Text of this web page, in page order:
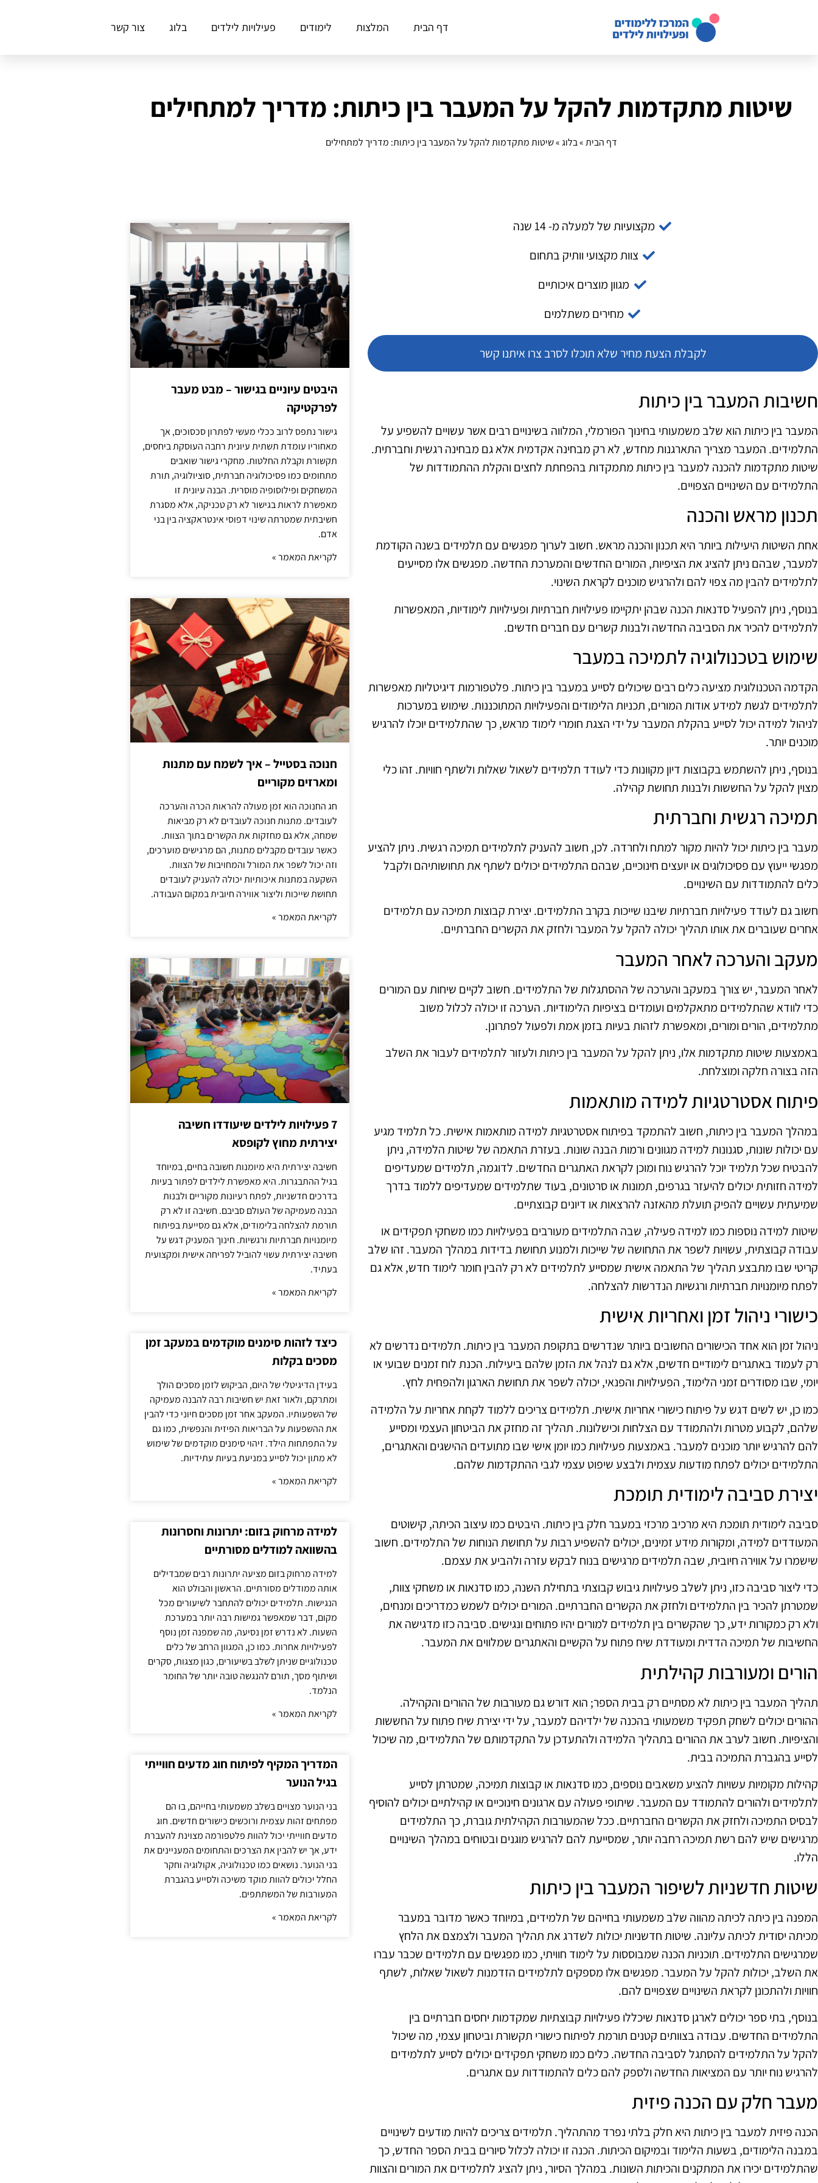
דף הבית המלצות לימודים פעילויות לילדים בלוג צור קשר
שיטות מתקדמות להקל על המעבר בין כיתות: מדריך למתחילים
דף הבית»בלוג»שיטות מתקדמות להקל על המעבר בין כיתות: מדריך למתחילים
מקצועיות של למעלה מ- 14 שנה
צוות מקצועי וותיק בתחום
מגוון מוצרים איכותיים
מחירים משתלמים
לקבלת הצעת מחיר שלא תוכלו לסרב צרו איתנו קשר
חשיבות המעבר בין כיתות
המעבר בין כיתות הוא שלב משמעותי בחינוך הפורמלי, המלווה בשינויים רבים אשר עשויים להשפיע על
התלמידים. המעבר מצריך התארגנות מחדש, לא רק מבחינה אקדמית אלא גם מבחינה רגשית וחברתית.
שיטות מתקדמות להכנה למעבר בין כיתות מתמקדות בהפחתת לחצים והקלת ההתמודדות של
התלמידים עם השינויים הצפויים.
תכנון מראש והכנה
אחת השיטות היעילות ביותר היא תכנון והכנה מראש. חשוב לערוך מפגשים עם תלמידים בשנה הקודמת
למעבר, שבהם ניתן להציג את הציפיות, המורים החדשים והמערכת החדשה. מפגשים אלו מסייעים
לתלמידים להבין מה צפוי להם ולהרגיש מוכנים לקראת השינוי.
בנוסף, ניתן להפעיל סדנאות הכנה שבהן יתקיימו פעילויות חברתיות ופעילויות לימודיות, המאפשרות
לתלמידים להכיר את הסביבה החדשה ולבנות קשרים עם חברים חדשים.
שימוש בטכנולוגיה לתמיכה במעבר
הקדמה הטכנולוגית מציעה כלים רבים שיכולים לסייע במעבר בין כיתות. פלטפורמות דיגיטליות מאפשרות
לתלמידים לגשת למידע אודות המורים, תכניות הלימודים והפעילויות המתוכננות. שימוש במערכות
לניהול למידה יכול לסייע בהקלת המעבר על ידי הצגת חומרי לימוד מראש, כך שהתלמידים יוכלו להרגיש
מוכנים יותר.
בנוסף, ניתן להשתמש בקבוצות דיון מקוונות כדי לעודד תלמידים לשאול שאלות ולשתף חוויות. זהו כלי
מצוין להקל על החששות ולבנות תחושת קהילה.
תמיכה רגשית וחברתית
מעבר בין כיתות יכול להיות מקור למתח ולחרדה. לכן, חשוב להעניק לתלמידים תמיכה רגשית. ניתן להציע
מפגשי ייעוץ עם פסיכולוגים או יועצים חינוכיים, שבהם התלמידים יכולים לשתף את תחושותיהם ולקבל
כלים להתמודדות עם השינויים.
חשוב גם לעודד פעילויות חברתיות שיבנו שייכות בקרב התלמידים. יצירת קבוצות תמיכה עם תלמידים
אחרים שעוברים את אותו תהליך יכולה להקל על המעבר ולחזק את הקשרים החברתיים.
מעקב והערכה לאחר המעבר
לאחר המעבר, יש צורך במעקב והערכה של ההסתגלות של התלמידים. חשוב לקיים שיחות עם המורים
כדי לוודא שהתלמידים מתאקלמים ועומדים בציפיות הלימודיות. הערכה זו יכולה לכלול משוב
מתלמידים, הורים ומורים, ומאפשרת לזהות בעיות בזמן אמת ולפעול לפתרונן.
באמצעות שיטות מתקדמות אלו, ניתן להקל על המעבר בין כיתות ולעזור לתלמידים לעבור את השלב
הזה בצורה חלקה ומוצלחת.
פיתוח אסטרטגיות למידה מותאמות
במהלך המעבר בין כיתות, חשוב להתמקד בפיתוח אסטרטגיות למידה מותאמות אישית. כל תלמיד מגיע
עם יכולות שונות, סגנונות למידה מגוונים ורמות הבנה שונות. בעזרת התאמה של שיטות הלמידה, ניתן
להבטיח שכל תלמיד יוכל להרגיש נוח ומוכן לקראת האתגרים החדשים. לדוגמה, תלמידים שמעדיפים
למידה חזותית יכולים להיעזר בגרפים, תמונות או סרטונים, בעוד שתלמידים שמעדיפים ללמוד בדרך
שמיעתית עשויים להפיק תועלת מהאזנה להרצאות או דיונים קבוצתיים.
שיטות למידה נוספות כמו למידה פעילה, שבה התלמידים מעורבים בפעילויות כמו משחקי תפקידים או
עבודה קבוצתית, עשויות לשפר את התחושה של שייכות ולמנוע תחושת בדידות במהלך המעבר. זהו שלב
קריטי שבו מתבצע תהליך של התאמה אישית שמסייע לתלמידים לא רק להבין חומר לימוד חדש, אלא גם
לפתח מיומנויות חברתיות ורגשיות הנדרשות להצלחה.
כישורי ניהול זמן ואחריות אישית
ניהול זמן הוא אחד הכישורים החשובים ביותר שנדרשים בתקופת המעבר בין כיתות. תלמידים נדרשים לא
רק לעמוד באתגרים לימודיים חדשים, אלא גם לנהל את הזמן שלהם ביעילות. הכנת לוח זמנים שבועי או
יומי, שבו מסודרים זמני הלימוד, הפעילויות והפנאי, יכולה לשפר את תחושת הארגון ולהפחית לחץ.
כמו כן, יש לשים דגש על פיתוח כישורי אחריות אישית. תלמידים צריכים ללמוד לקחת אחריות על הלמידה
שלהם, לקבוע מטרות ולהתמודד עם הצלחות וכישלונות. תהליך זה מחזק את הביטחון העצמי ומסייע
להם להרגיש יותר מוכנים למעבר. באמצעות פעילויות כמו יומן אישי שבו מתועדים ההישגים והאתגרים,
התלמידים יכולים לפתח מודעות עצמית ולבצע שיפוט עצמי לגבי ההתקדמות שלהם.
יצירת סביבה לימודית תומכת
סביבה לימודית תומכת היא מרכיב מרכזי במעבר חלק בין כיתות. היבטים כמו עיצוב הכיתה, קישוטים
המעודדים למידה, ומקורות מידע זמינים, יכולים להשפיע רבות על תחושת הנוחות של התלמידים. חשוב
שישמרו על אווירה חיובית, שבה תלמידים מרגישים בנוח לבקש עזרה ולהביע את עצמם.
כדי ליצור סביבה כזו, ניתן לשלב פעילויות גיבוש קבוצתי בתחילת השנה, כמו סדנאות או משחקי צוות,
שמטרתן להכיר בין התלמידים ולחזק את הקשרים החברתיים. המורים יכולים לשמש כמדריכים ומנחים,
ולא רק כמקורות ידע, כך שהקשרים בין תלמידים למורים יהיו פתוחים ונגישים. סביבה כזו מדגישה את
החשיבות של תמיכה הדדית ומעודדת שיח פתוח על הקשיים והאתגרים שמלווים את המעבר.
הורים ומעורבות קהילתית
תהליך המעבר בין כיתות לא מסתיים רק בבית הספר; הוא דורש גם מעורבות של ההורים והקהילה.
ההורים יכולים לשחק תפקיד משמעותי בהכנה של ילדיהם למעבר, על ידי יצירת שיח פתוח על החששות
והציפיות. חשוב לערב את ההורים בתהליך הלמידה ולהתעדכן על התקדמותם של התלמידים, מה שיכול
לסייע בהגברת התמיכה בבית.
קהילות מקומיות עשויות להציע משאבים נוספים, כמו סדנאות או קבוצות תמיכה, שמטרתן לסייע
לתלמידים ולהורים להתמודד עם המעבר. שיתופי פעולה עם ארגונים חינוכיים או קהילתיים יכולים להוסיף
לבסיס התמיכה ולחזק את הקשרים החברתיים. ככל שהמעורבות הקהילתית גוברת, כך התלמידים
מרגישים שיש להם רשת תמיכה רחבה יותר, שמסייעת להם להרגיש מוגנים ובטוחים במהלך השינויים
הללו.
שיטות חדשניות לשיפור המעבר בין כיתות
המפנה בין כיתה לכיתה מהווה שלב משמעותי בחייהם של תלמידים, במיוחד כאשר מדובר במעבר
מכיתה יסודית לכיתה עליונה. שיטות חדשניות יכולות לשדרג את תהליך המעבר ולצמצם את הלחץ
שמרגישים התלמידים. תוכניות הכנה שמבוססות על לימוד חוויתי, כמו מפגשים עם תלמידים שכבר עברו
את השלב, יכולות להקל על המעבר. מפגשים אלו מספקים לתלמידים הזדמנות לשאול שאלות, לשתף
חוויות ולהתכונן לקראת השינויים שצפויים להם.
בנוסף, בתי ספר יכולים לארגן סדנאות שיכללו פעילויות קבוצתיות שמקדמות יחסים חברתיים בין
התלמידים החדשים. עבודה בצוותים קטנים תורמת לפיתוח כישורי תקשורת וביטחון עצמי, מה שיכול
להקל על התלמידים להסתגל לסביבה החדשה. כלים כמו משחקי תפקידים יכולים לסייע לתלמידים
להרגיש נוח יותר עם המציאות החדשה ולספק להם כלים להתמודדות עם אתגרים.
מעבר חלק עם הכנה פיזית
הכנה פיזית למעבר בין כיתות היא חלק בלתי נפרד מהתהליך. תלמידים צריכים להיות מודעים לשינויים
במבנה הלימודים, בשעות הלימוד ובמיקום הכיתות. הכנה זו יכולה לכלול סיורים בבית הספר החדש, כך
שהתלמידים יכירו את המתקנים והכיתות השונות. במהלך הסיור, ניתן להציג לתלמידים את המורים והצוות
היבטים עיוניים בגישור – מבט מעבר
לפרקטיקה
גישור נתפס לרוב ככלי מעשי לפתרון סכסוכים, אך
מאחוריו עומדת תשתית עיונית רחבה העוסקת ביחסים,
תקשורת וקבלת החלטות. מחקרי גישור שואבים
מתחומים כמו פסיכולוגיה חברתית, סוציולוגיה, תורת
המשחקים ופילוסופיה מוסרית. הבנה עיונית זו
מאפשרת לראות בגישור לא רק טכניקה, אלא מסגרת
חשיבתית שמטרתה שינוי דפוסי אינטראקציה בין בני
אדם.
לקריאת המאמר »
חנוכה בסטייל – איך לשמח עם מתנות
ומארזים מקוריים
חג החנוכה הוא זמן מעולה להראות הכרה והערכה
לעובדים. מתנות חנוכה לעובדים לא רק מביאות
שמחה, אלא גם מחזקות את הקשרים בתוך הצוות.
כאשר עובדים מקבלים מתנות, הם מרגישים מוערכים,
וזה יכול לשפר את המורל והמחויבות של הצוות.
השקעה במתנות איכותיות יכולה להעניק לעובדים
תחושת שייכות וליצור אווירה חיובית במקום העבודה.
לקריאת המאמר »
7 פעילויות לילדים שיעודדו חשיבה
יצירתית מחוץ לקופסא
חשיבה יצירתית היא מיומנות חשובה בחיים, במיוחד
בגיל ההתבגרות. היא מאפשרת לילדים לפתור בעיות
בדרכים חדשניות, לפתח רעיונות מקוריים ולבנות
הבנה מעמיקה של העולם סביבם. חשיבה זו לא רק
תורמת להצלחה בלימודים, אלא גם מסייעת בפיתוח
מיומנויות חברתיות ורגשיות. חינוך המעניק דגש על
חשיבה יצירתית עשוי להוביל לפריחה אישית ומקצועית
בעתיד.
לקריאת המאמר »
כיצד לזהות סימנים מוקדמים במעקב זמן
מסכים בקלות
בעידן הדיגיטלי של היום, הביקוש לזמן מסכים הולך
ומתרקם, ולאור זאת יש חשיבות רבה להבנה מעמיקה
של השפעותיו. המעקב אחר זמן מסכים חיוני כדי להבין
את ההשפעות על הבריאות הפיזית והנפשית, כמו גם
על התפתחות הילד. זיהוי סימנים מוקדמים של שימוש
לא מתון יכול לסייע במניעת בעיות עתידיות.
לקריאת המאמר »
למידה מרחוק בזום: יתרונות וחסרונות
בהשוואה למודלים מסורתיים
למידה מרחוק בזום מציעה יתרונות רבים שמבדילים
אותה ממודלים מסורתיים. הראשון והבולט הוא
הנגישות. תלמידים יכולים להתחבר לשיעורים מכל
מקום, דבר שמאפשר גמישות רבה יותר במערכת
השעות. לא נדרש זמן נסיעה, מה שמפנה זמן נוסף
לפעילויות אחרות. כמו כן, המגוון הרחב של כלים
טכנולוגיים שניתן לשלב בשיעורים, כגון מצגות, סקרים
ושיתוף מסך, תורם להנגשה טובה יותר של החומר
הנלמד.
לקריאת המאמר »
המדריך המקיף לפיתוח חוג מדעים חווייתי
בגיל הנוער
בני הנוער מצויים בשלב משמעותי בחייהם, בו הם
מפתחים זהות עצמית ורוכשים כישורים חדשים. חוג
מדעים חווייתי יכול להוות פלטפורמה מצוינת להעברת
ידע, אך יש להבין את הצרכים והתחומים המעניינים את
בני הנוער. נושאים כמו טכנולוגיה, אקולוגיה וחקר
החלל יכולים להוות מוקד משיכה ולסייע בהגברת
המעורבות של המשתתפים.
לקריאת המאמר »